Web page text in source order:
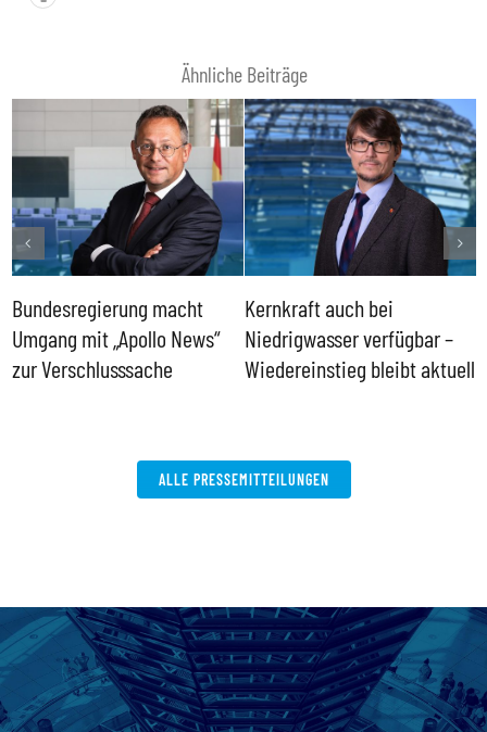
Ähnliche Beiträge
Bundesregierung macht
Umgang mit „Apollo News“
zur Verschlusssache
Kernkraft auch bei
Niedrigwasser verfügbar –
Wiedereinstieg bleibt aktuell
ALLE PRESSEMITTEILUNGEN